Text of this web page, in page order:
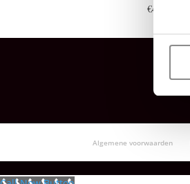
€47.75
Algemene voorwaarden